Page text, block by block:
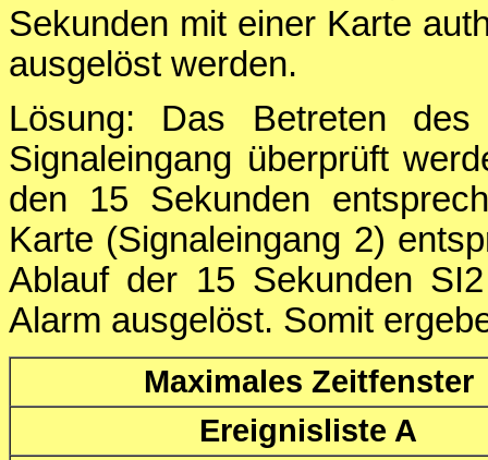
Sekunden mit einer Karte
ausgelöst werden.
Lösung: Das Betreten
Signaleingang überprüft
den 15 Sekunden
Karte (Signaleingang 2)
Ablauf der 15 Sekunden
Alarm ausgelöst. Somit
Maximales Zeitfenster
Ereignisliste A